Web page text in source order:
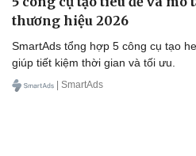
thương hiệu 2026
SmartAds tổng hợp 5 công cụ tạo
giúp tiết kiệm thời gian và tối ưu.
| SmartAds